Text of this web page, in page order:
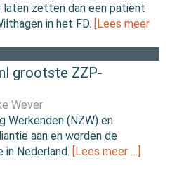
laten zetten dan een patiënt
in het FD. [Lees meer
grootste ZZP-
Wever
(NZW) en
aan en worden de
Nederland. [Lees meer …]